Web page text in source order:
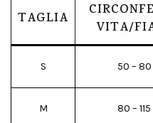
TAGLIA
VITA/
S 50 –
M 80 –